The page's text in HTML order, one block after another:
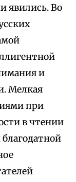
явились. Во
и
Мелкая
при
в чтении